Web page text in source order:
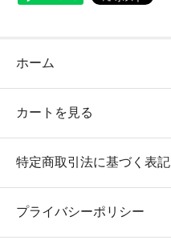
ホーム
カートを見る
特定商取引法に基づく表記
プライバシーポリシー